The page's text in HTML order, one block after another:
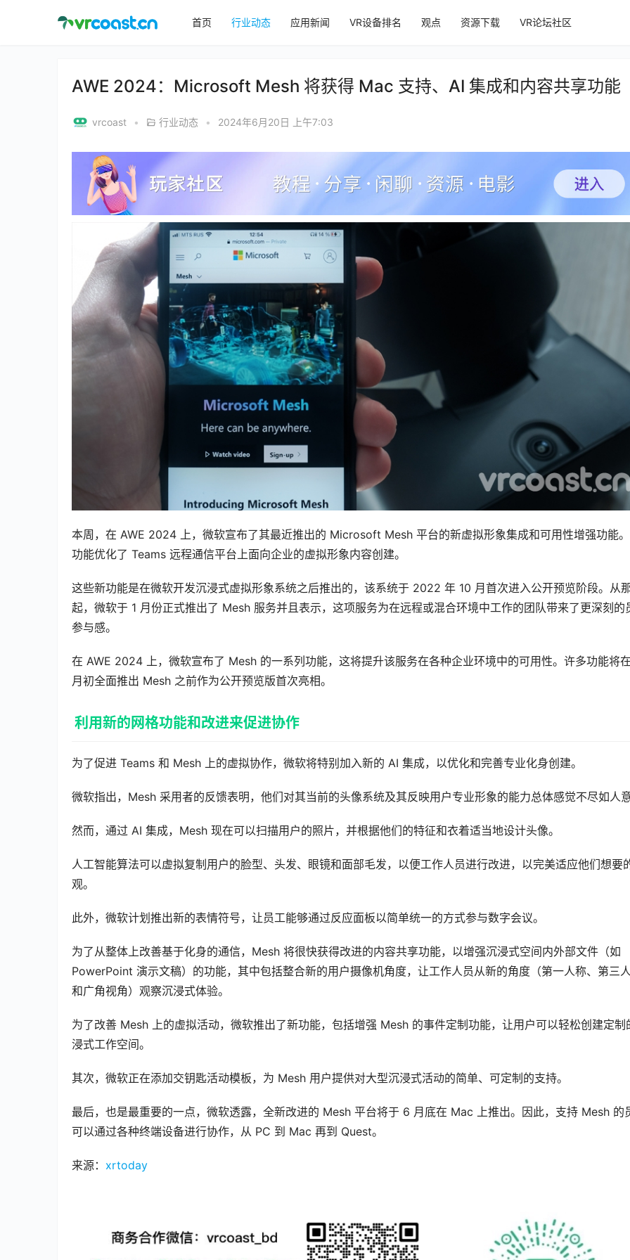
首页 行业动态 应用新闻 VR设备排名 观点 资源下载 VR论坛社区
AWE 2024：Microsoft Mesh 将获得 Mac 支持、AI 集成和内容共享功能
vrcoast • 行业动态 • 2024年6月20日 上午7:03
本周，在 AWE 2024 上，微软宣布了其最近推出的 Microsoft Mesh 平台的新虚拟形象集成和可用性增强功能
功能优化了 Teams 远程通信平台上面向企业的虚拟形象内容创建。
这些新功能是在微软开发沉浸式虚拟形象系统之后推出的，该系统于 2022 年 10 月首次进入公开预览阶段。从
起，微软于 1 月份正式推出了 Mesh 服务并且表示，这项服务为在远程或混合环境中工作的团队带来了更深刻的
参与感。
在 AWE 2024 上，微软宣布了 Mesh 的一系列功能，这将提升该服务在各种企业环境中的可用性。许多功能将
月初全面推出 Mesh 之前作为公开预览版首次亮相。
利用新的网格功能和改进来促进协作
为了促进 Teams 和 Mesh 上的虚拟协作，微软将特别加入新的 AI 集成，以优化和完善专业化身创建。
微软指出，Mesh 采用者的反馈表明，他们对其当前的头像系统及其反映用户专业形象的能力总体感觉不尽如人意
然而，通过 AI 集成，Mesh 现在可以扫描用户的照片，并根据他们的特征和衣着适当地设计头像。
人工智能算法可以虚拟复制用户的脸型、头发、眼镜和面部毛发，以便工作人员进行改进，以完美适应他们想要
观。
此外，微软计划推出新的表情符号，让员工能够通过反应面板以简单统一的方式参与数字会议。
为了从整体上改善基于化身的通信，Mesh 将很快获得改进的内容共享功能，以增强沉浸式空间内外部文件（如
PowerPoint 演示文稿）的功能，其中包括整合新的用户摄像机角度，让工作人员从新的角度（第一人称、第三
和广角视角）观察沉浸式体验。
为了改善 Mesh 上的虚拟活动，微软推出了新功能，包括增强 Mesh 的事件定制功能，让用户可以轻松创建定制
浸式工作空间。
其次，微软正在添加交钥匙活动模板，为 Mesh 用户提供对大型沉浸式活动的简单、可定制的支持。
最后，也是最重要的一点，微软透露，全新改进的 Mesh 平台将于 6 月底在 Mac 上推出。因此，支持 Mesh 的
可以通过各种终端设备进行协作，从 PC 到 Mac 再到 Quest。
来源： xrtoday